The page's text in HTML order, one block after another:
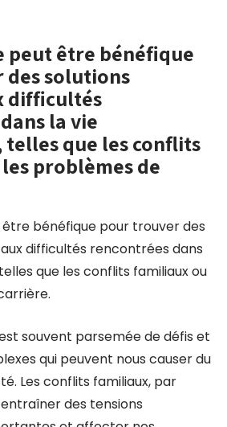
peut être bénéfique
solutions
difficultés
la vie
que les conflits
problèmes de
bénéfique pour trouver des
difficultés rencontrées dans
que les conflits familiaux ou
souvent parsemée de défis et
qui peuvent nous causer du
Les conflits familiaux, par
des tensions